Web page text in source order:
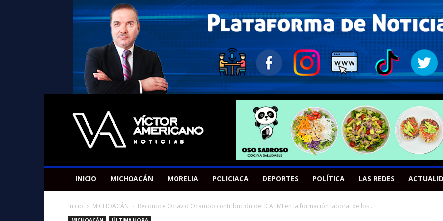
Americano
Victor
INICIO MICHOACÁN MORELIA POLICIACA DEPORTES POLÍTICA LAS REDES
Inicio MICHOACÁN Reconoce Octavio Ocampo contribución del ICATMI en la formación laboral de los...